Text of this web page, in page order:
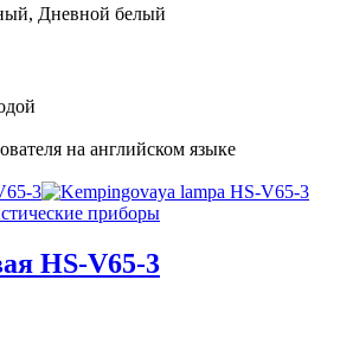
Дневной белый
на английском языке
приборы
HS-V65-3